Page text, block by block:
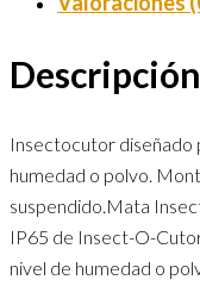
Descripción
Insectocutor diseñado
humedad o polvo.
suspendido.Mata
IP65 de Insect-O-
nivel de humedad o